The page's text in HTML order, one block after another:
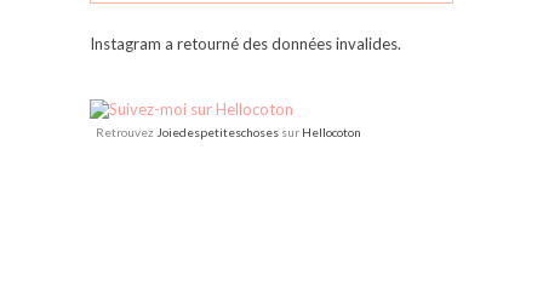
Instagram a retourné des données invalides.
Retrouvez Joiedespetiteschoses sur Hellocoton